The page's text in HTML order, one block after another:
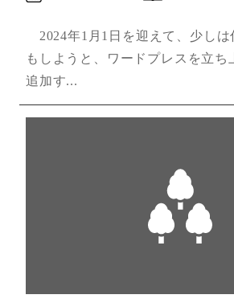
2024年1月1日を迎えて、少しは
もしようと、ワードプレスを立ち
追加す...